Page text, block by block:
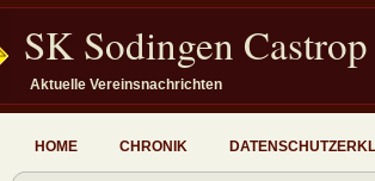
SK Sodingen
Aktuelle Vereinsnachrichten
HOME CHRONIK